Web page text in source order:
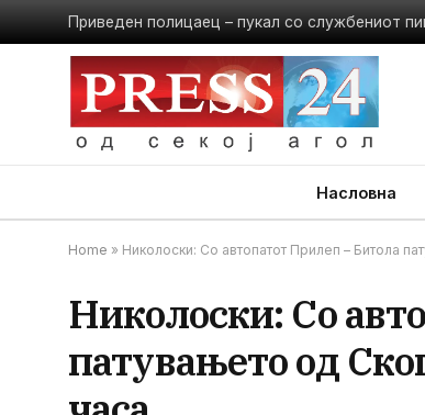
Приведен полицаец – пукал со службениот
Насловна
Home » Николоски: Со автопатот Прилеп – Битола
Николоски: Со
патувањето од